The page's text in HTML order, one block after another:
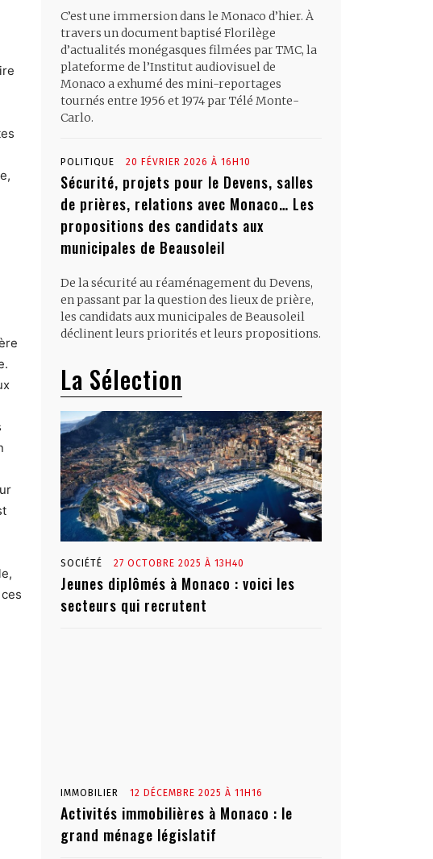
C’est une immersion dans le Monaco d’hier. À
travers un document baptisé Florilège
d’actualités monégasques filmées par TMC, la
plateforme de l’Institut audiovisuel de
Monaco a exhumé des mini-reportages
tournés entre 1956 et 1974 par Télé Monte-
Carlo.
POLITIQUE 20 FÉVRIER 2026 À 16H10
Sécurité, projets pour le Devens, salles
de prières, relations avec Monaco… Les
propositions des candidats aux
municipales de Beausoleil
De la sécurité au réaménagement du Devens,
en passant par la question des lieux de prière,
les candidats aux municipales de Beausoleil
déclinent leurs priorités et leurs propositions.
La Sélection
SOCIÉTÉ 27 OCTOBRE 2025 À 13H40
Jeunes diplômés à Monaco : voici les
secteurs qui recrutent
IMMOBILIER 12 DÉCEMBRE 2025 À 11H16
Activités immobilières à Monaco : le
grand ménage législatif